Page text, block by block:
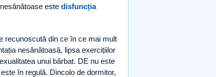
este disfuncția
recunoscută din ce în ce mai mult
nesănătoasă, lipsa exercițiilor
unui bărbat. DE nu este
în regulă. Dincolo de dormitor,